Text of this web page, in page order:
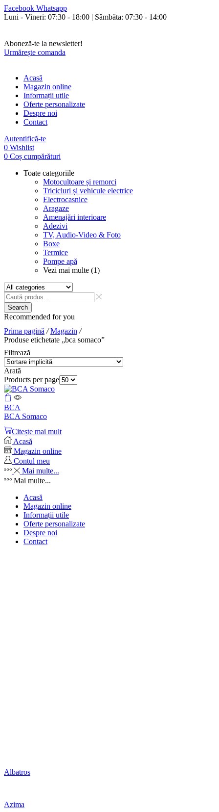
Facebook Whatsapp
Luni - Vineri: 07:30 - 18:00 | Sâmbăta: 07:30 - 14:00
Aboneză-te la newsletter!
Urmărește comanda
Acasă
Magazin online
Informații utile
Oferte personalizate
Despre noi
Contact
Autentifică-te
0 Wishlist
0 Coș cumpărături
Toate categoriile
Motocultoare și remorci
Tricicluri și vehicule electrice
Electrocasnice
Aragaze
Amenajări interioare
Adezivi
TV, Audio-Video & Foto
Boxe
Termice
Pompe apă
Vezi mai multe (1)
Search
Recommended for you
Prima pagină / Magazin /
Produse etichetate „bca somaco”
Filtrează
Arată
Products per page
BCA
BCA Somaco
Citește mai mult
Acasă
Magazin online
Contul meu
Mai multe...
Mai multe...
Acasă
Magazin online
Informații utile
Oferte personalizate
Despre noi
Contact
Albatros
Azima